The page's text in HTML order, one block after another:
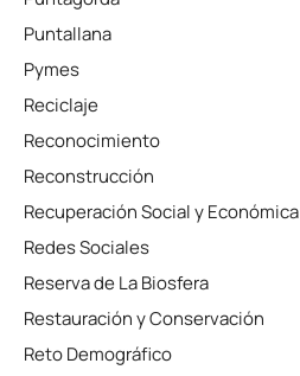
Puntallana
Pymes
Reciclaje
Reconocimiento
Reconstrucción
Recuperación Social y Económica
Redes Sociales
Reserva de La Biosfera
Restauración y Conservación
Reto Demográfico